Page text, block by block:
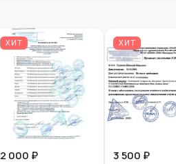
ХИТ
2 000 ₽
ХИТ
3 500 ₽